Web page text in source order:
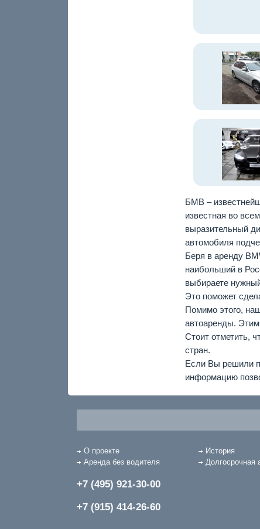
БМВ –
известная во
выразительный
автомобиля
Беря в аренду
наибольший в
выбираете
Это поможет
Помимо этого,
автоаренды. Этим
Стоит отметить,
стран.
Если Вы решили
информацию
О проекте История
Аренда без водителя
Долгосрочная
+7 (495) 921-30-00
+7 (915) 414-26-60